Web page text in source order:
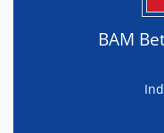
BAM